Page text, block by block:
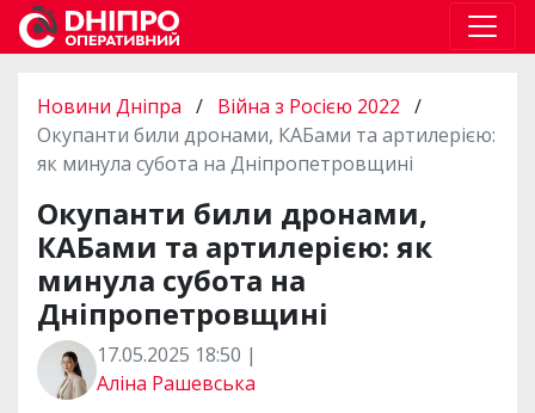
Новини Дніпра / Війна з Росією 2022 /
Окупанти били дронами, КАБами та артилерією:
як минула субота на Дніпропетровщині
Окупанти били дронами,
КАБами та артилерією: як
минула субота на
Дніпропетровщині
17.05.2025 18:50 |
Аліна Рашевська